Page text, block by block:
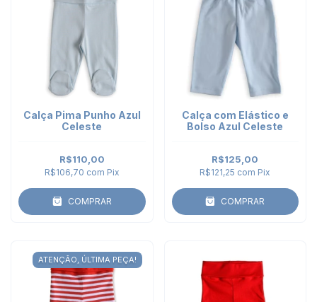
Calça Pima Punho Azul
Celeste
R$110,00
R$106,70 com Pix
COMPRAR
Calça com Elástico e
Bolso Azul Celeste
R$125,00
R$121,25 com Pix
COMPRAR
ATENÇÃO, ÚLTIMA PEÇA!